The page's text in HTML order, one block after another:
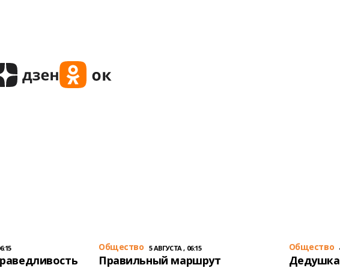
Общество 5 АВГУСТА , 06:15
Правильный маршрут
Общество